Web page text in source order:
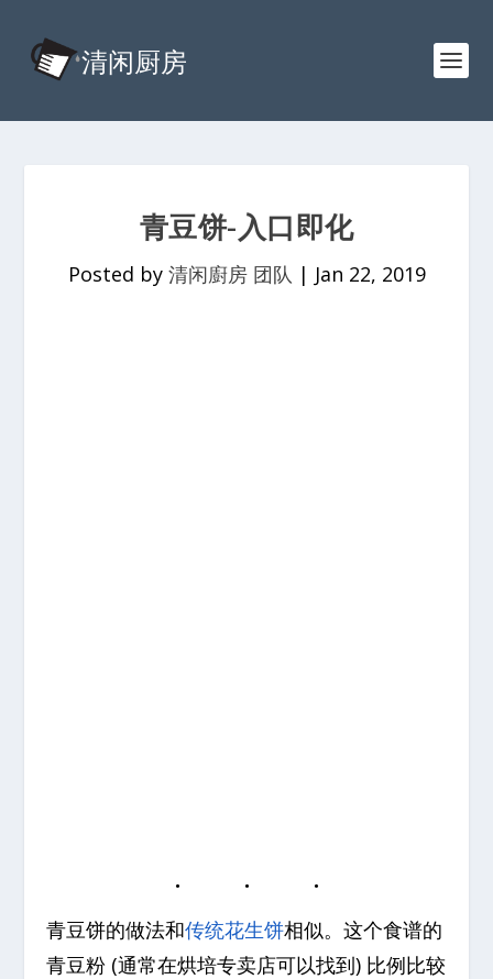
青豆饼-入口即化
Posted by 清闲廚房 团队 | Jan 22, 2019
青豆饼的做法和传统花生饼相似。这个食谱的
青豆粉 (通常在烘培专卖店可以找到) 比例比较